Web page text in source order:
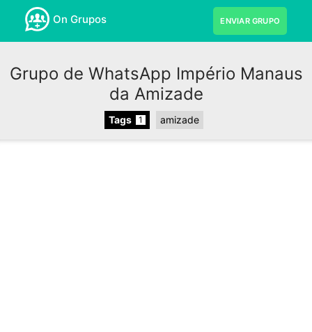
On Grupos ENVIAR GRUPO
Grupo de WhatsApp Império Manaus
da Amizade
Tags 1 amizade